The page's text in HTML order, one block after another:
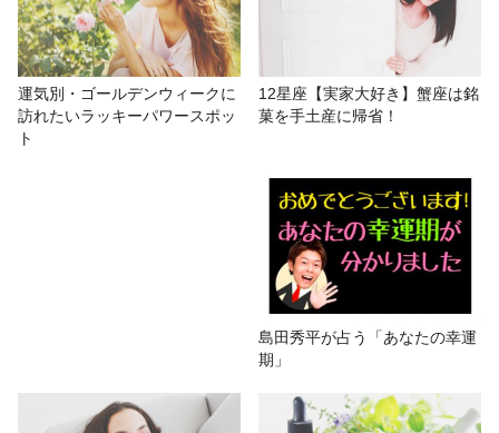
# 12星座あるある # LUA # おもしろ
# ゴールデンウィーク # 星座占い/星占い # 運勢
運気別・ゴールデンウィークに
訪れたいラッキーパワースポッ
ト
12星座【実家大好き】蟹座は銘
菓を手土産に帰省！
島田秀平が占う「あなたの幸運
期」